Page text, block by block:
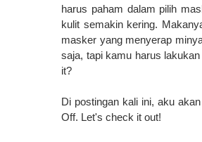
harus paham dalam pilih
kulit semakin kering.
masker yang menyerap
saja, tapi kamu harus
it?
Di postingan kali ini, aku
Off. Let's check it out!